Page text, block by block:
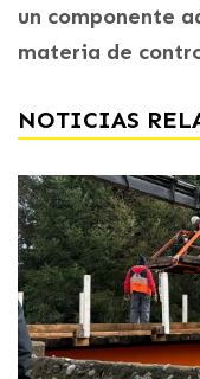
un componente
materia de
NOTICIAS